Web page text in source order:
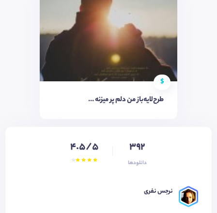
$
طرح‌لایه‌باز من دلم پر میزنه ...
392
دانلودها
4.5/5
نرجس نفری